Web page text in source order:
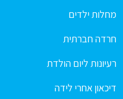
מחלות ילדים
חרדה חברתית
רעיונות ליום הולדת
דיכאון אחרי לידה